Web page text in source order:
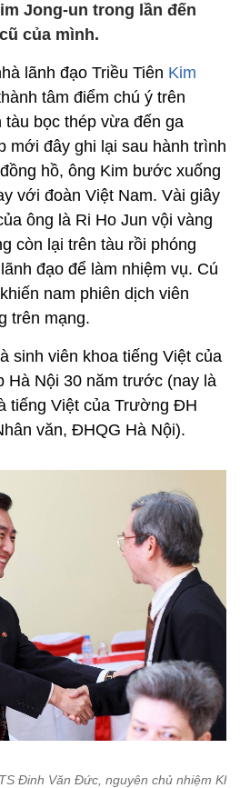
Jong-un trong lần đến
của mình.
lãnh đạo Triều Tiên Kim
tâm điểm chú ý trên
tàu bọc thép vừa đến ga
mới đây ghi lại sau hành trình
hồ, ông Kim bước xuống
với đoàn Việt Nam. Vài giây
ông là Ri Ho Jun vội vàng
còn lại trên tàu rồi phóng
đạo để làm nhiệm vụ. Cú
nam phiên dịch viên
trên mạng.
sinh viên khoa tiếng Việt của
Nội 30 năm trước (nay là
tiếng Việt của Trường ĐH
văn, ĐHQG Hà Nội).
Đinh Văn Đức, nguyên chủ nhiệm